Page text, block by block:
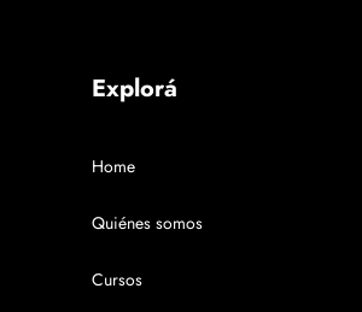
Explorá
Home
Quiénes somos
Cursos